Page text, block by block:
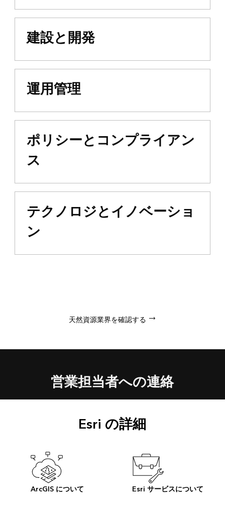
建設と開発
運用管理
ポリシーとコンプライアン
ス
テクノロジとイノベーショ
ン
天然資源業界を確認する
営業担当者への連絡
Esri の詳細
ArcGIS について Esri サービスについて